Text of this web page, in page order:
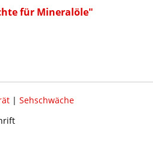
für Mineralöle"
| Sehschwäche